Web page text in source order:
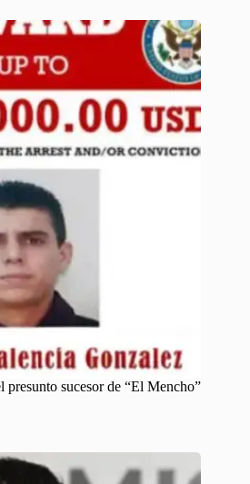
presunto sucesor de “El Mencho”